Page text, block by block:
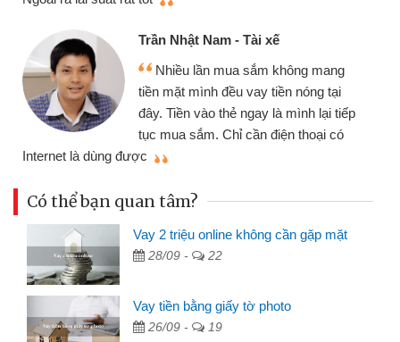
Trần Nhật Nam - Tài xế
Nhiều lần mua sắm không mang
tiền mặt mình đều vay tiền nóng tại
đây. Tiền vào thẻ ngay là mình lại tiếp
tục mua sắm. Chỉ cần điện thoại có
Internet là dùng được
Có thể bạn quan tâm?
Vay 2 triệu online không cần gặp mặt
28/09 - 22
Vay tiền bằng giấy tờ photo
26/09 - 19